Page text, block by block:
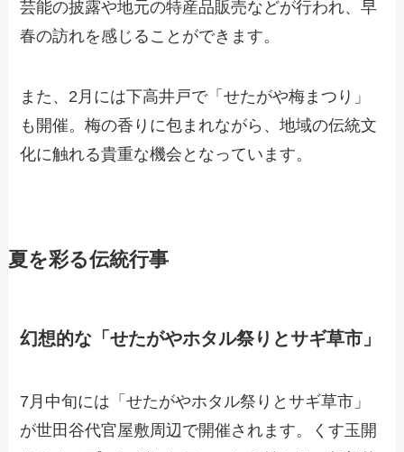
芸能の披露や地元の特産品販売などが行われ、早
春の訪れを感じることができます。
また、2月には下高井戸で「せたがや梅まつり」
も開催。梅の香りに包まれながら、地域の伝統文
化に触れる貴重な機会となっています。
夏を彩る伝統行事
幻想的な「せたがやホタル祭りとサギ草市」
7月中旬には「せたがやホタル祭りとサギ草市」
が世田谷代官屋敷周辺で開催されます。くす玉開